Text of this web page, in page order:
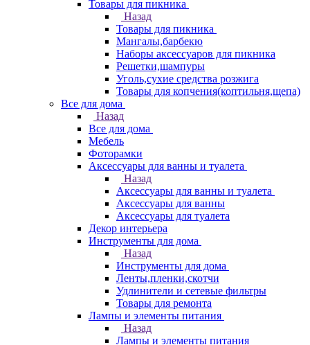
Товары для пикника
Назад
Товары для пикника
Мангалы,барбекю
Наборы аксессуаров для пикника
Решетки,шампуры
Уголь,сухие средства розжига
Товары для копчения(коптильня,щепа)
Все для дома
Назад
Все для дома
Мебель
Фоторамки
Аксессуары для ванны и туалета
Назад
Аксессуары для ванны и туалета
Аксессуары для ванны
Аксессуары для туалета
Декор интерьера
Инструменты для дома
Назад
Инструменты для дома
Ленты,пленки,скотчи
Удлинители и сетевые фильтры
Товары для ремонта
Лампы и элементы питания
Назад
Лампы и элементы питания